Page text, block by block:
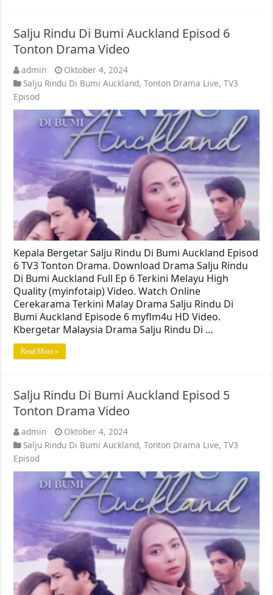
Salju Rindu Di Bumi Auckland Episod 6
Tonton Drama Video
admin
Oktober 4, 2024
Salju Rindu Di Bumi Auckland,Tonton Drama Live,TV3
Episod
Kepala Bergetar Salju Rindu Di Bumi Auckland Episod
6 TV3 Tonton Drama. Download Drama Salju Rindu
Di Bumi Auckland Full Ep 6 Terkini Melayu High
Quality (myinfotaip) Video. Watch Online
Cerekarama Terkini Malay Drama Salju Rindu Di
Bumi Auckland Episode 6 myflm4u HD Video.
Kbergetar Malaysia Drama Salju Rindu Di …
Read More »
Salju Rindu Di Bumi Auckland Episod 5
Tonton Drama Video
admin
Oktober 4, 2024
Salju Rindu Di Bumi Auckland,Tonton Drama Live,TV3
Episod